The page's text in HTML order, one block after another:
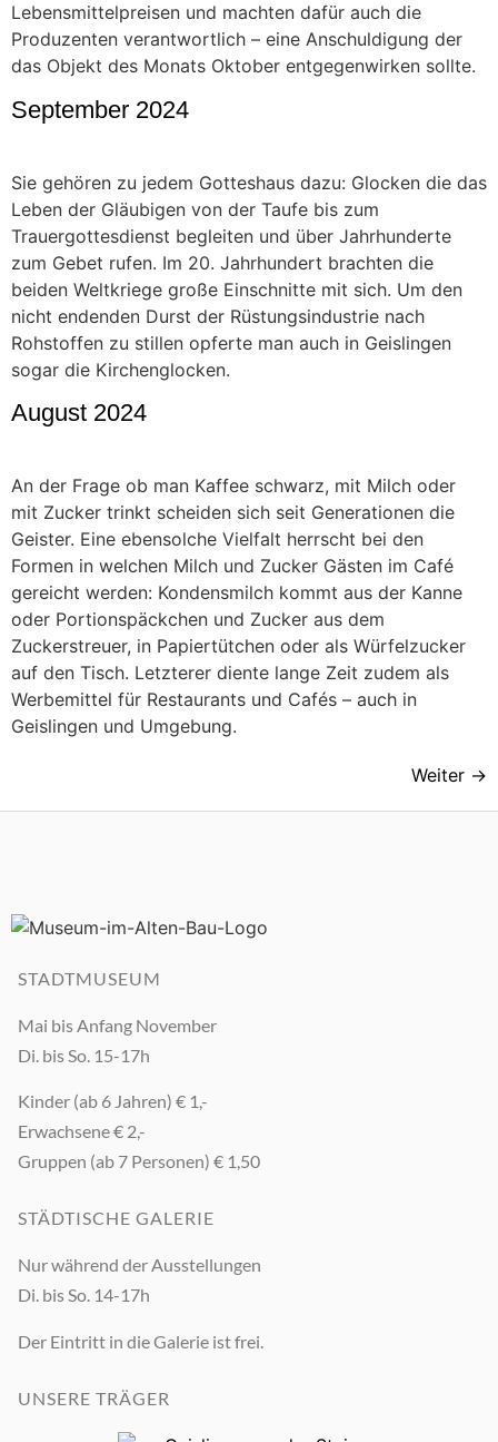
Lebensmittelpreisen und machten dafür auch die
Produzenten verantwortlich – eine Anschuldigung der
das Objekt des Monats Oktober entgegenwirken sollte.
September 2024
Sie gehören zu jedem Gotteshaus dazu: Glocken die das
Leben der Gläubigen von der Taufe bis zum
Trauergottesdienst begleiten und über Jahrhunderte
zum Gebet rufen. Im 20. Jahrhundert brachten die
beiden Weltkriege große Einschnitte mit sich. Um den
nicht endenden Durst der Rüstungsindustrie nach
Rohstoffen zu stillen opferte man auch in Geislingen
sogar die Kirchenglocken.
August 2024
An der Frage ob man Kaffee schwarz, mit Milch oder
mit Zucker trinkt scheiden sich seit Generationen die
Geister. Eine ebensolche Vielfalt herrscht bei den
Formen in welchen Milch und Zucker Gästen im Café
gereicht werden: Kondensmilch kommt aus der Kanne
oder Portionspäckchen und Zucker aus dem
Zuckerstreuer, in Papiertütchen oder als Würfelzucker
auf den Tisch. Letzterer diente lange Zeit zudem als
Werbemittel für Restaurants und Cafés – auch in
Geislingen und Umgebung.
Weiter →
STADTMUSEUM
Mai bis Anfang November
Di. bis So. 15-17h
Kinder (ab 6 Jahren) € 1,-
Erwachsene € 2,-
Gruppen (ab 7 Personen) € 1,50
STÄDTISCHE GALERIE
Nur während der Ausstellungen
Di. bis So. 14-17h
Der Eintritt in die Galerie ist frei.
UNSERE TRÄGER